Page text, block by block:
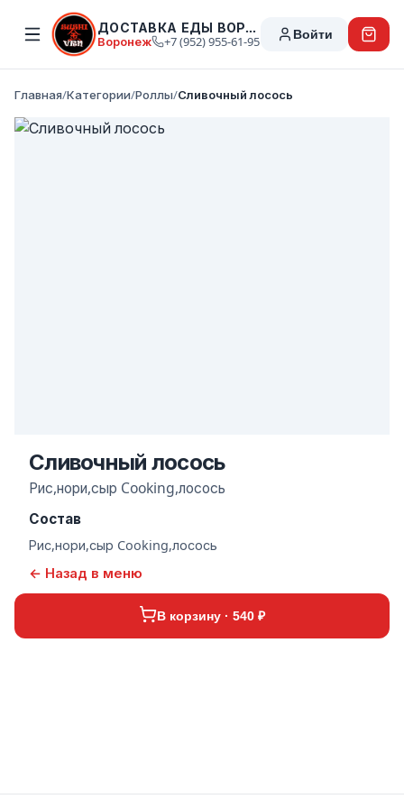
ДОСТАВКА ЕДЫ ВОРОНЕЖ
Воронеж +7 (952) 955-61-95 Войти
Главная/Категории/Роллы/Сливочный лосось
Сливочный лосось
Рис,нори,сыр Cooking,лосось
Состав
Рис,нори,сыр Cooking,лосось
← Назад в меню
В корзину · 540 ₽